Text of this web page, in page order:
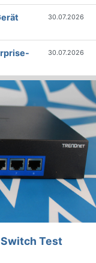
30.07.2026
30.07.2026
Switch Test